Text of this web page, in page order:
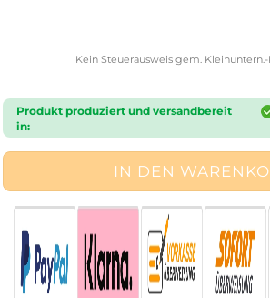
Kein Steuerausweis gem. Kleinuntern.-
Produkt produziert und versandbereit
in: